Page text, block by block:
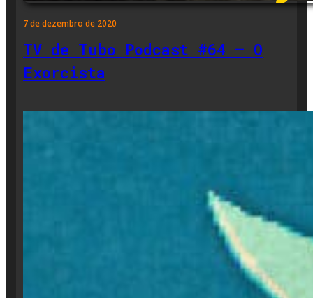
7 de dezembro de 2020
TV de Tubo Podcast #64 – O
Exorcista